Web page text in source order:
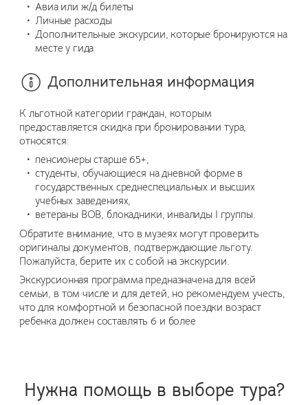
Авиа или ж/д билеты
Личные расходы
Дополнительные экскурсии, которые бронируются на
месте у гида
Дополнительная информация
К льготной категории граждан, которым
предоставляется скидка при бронировании тура,
относятся:
пенсионеры старше 65+,
студенты, обучающиеся на дневной форме в
государственных среднеспециальных и высших
учебных заведениях,
ветераны ВОВ, блокадники, инвалиды I группы.
Обратите внимание, что в музеях могут проверить
оригиналы документов, подтверждающие льготу.
Пожалуйста, берите их с собой на экскурсии.
Экскурсионная программа предназначена для всей
семьи, в том числе и для детей, но рекомендуем учесть,
что для комфортной и безопасной поездки возраст
ребенка должен составлять 6 и более
Нужна помощь в выборе тура?